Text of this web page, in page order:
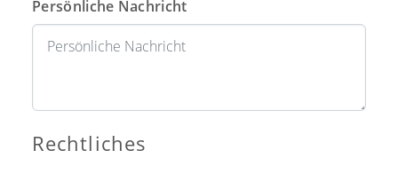
Persönliche Nachricht
Rechtliches